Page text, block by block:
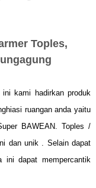
Toples,
kami hadirkan produk
ruangan anda yaitu
BAWEAN. Toples /
dan unik . Selain dapat
ini dapat mempercantik